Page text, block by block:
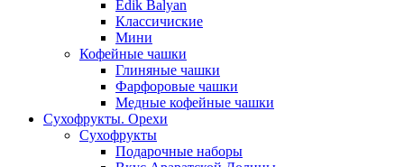
Edik Balyan
Классичиские
Мини
Кофейные чашки
Глиняные чашки
Фарфоровые чашки
Медные кофейные чашки
Сухофрукты. Орехи
Сухофрукты
Подарочные наборы